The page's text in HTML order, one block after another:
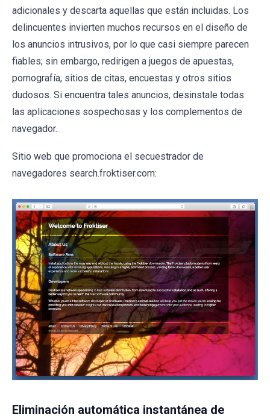
adicionales y descarta aquellas que están incluidas. Los
delincuentes invierten muchos recursos en el diseño de
los anuncios intrusivos, por lo que casi siempre parecen
fiables; sin embargo, redirigen a juegos de apuestas,
pornografía, sitios de citas, encuestas y otros sitios
dudosos. Si encuentra tales anuncios, desinstale todas
las aplicaciones sospechosas y los complementos de
navegador.
Sitio web que promociona el secuestrador de
navegadores search.froktiser.com:
Eliminación automática instantánea de